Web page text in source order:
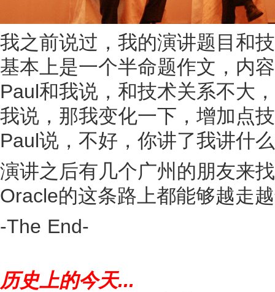
我之前说过，我的演讲题目和
基本上是一个半命题作文，内
Paul和我说，和技术关系不大
我说，那我变化一下，增加点
Paul说，不好，你讲了我讲什
演讲之后有几个广州的朋友来
Oracle的这条路上都能够越走
-The End-
历史上的今天...